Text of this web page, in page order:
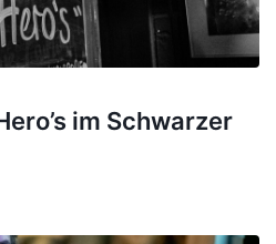
im Schwarzer